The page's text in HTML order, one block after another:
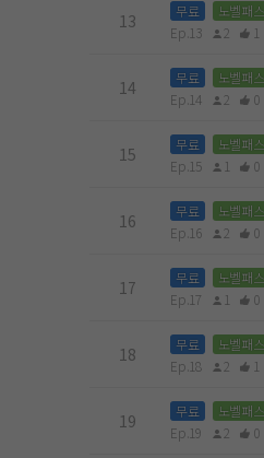
13 무료 노벨패스
Ep.13 2 1
14 무료 노벨패스
Ep.14 2 0
15 무료 노벨패스
Ep.15 1 0
16 무료 노벨패스
Ep.16 2 0
17 무료 노벨패스
Ep.17 1 0
18 무료 노벨패스
Ep.18 2 1
19 무료 노벨패스
Ep.19 2 0